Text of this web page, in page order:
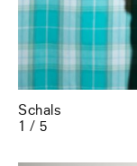
Schals
1 / 5